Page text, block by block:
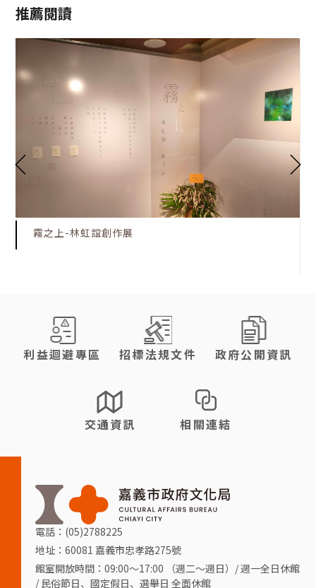
推薦閱讀
霧之上-林虹誼創作展
利益迴避專區 招標法規文件 政府公開資訊
交通資訊 相關連結
電話：(05)2788225
地址：60081 嘉義市忠孝路275號
館室開放時間：09:00～17:00 （週二～週日）/ 週一全日休館
/ 民俗節日、國定假日、選舉日 全面休館